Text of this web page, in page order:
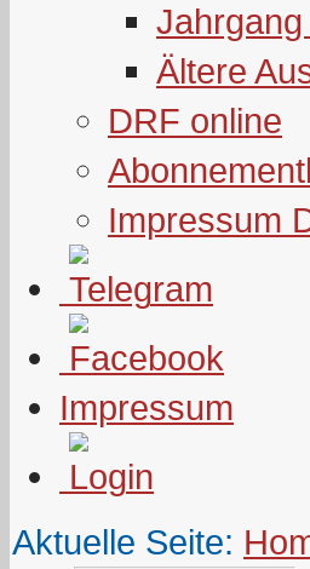
Ältere
DRF online
Impressum
Impressum
Aktuelle Seite: